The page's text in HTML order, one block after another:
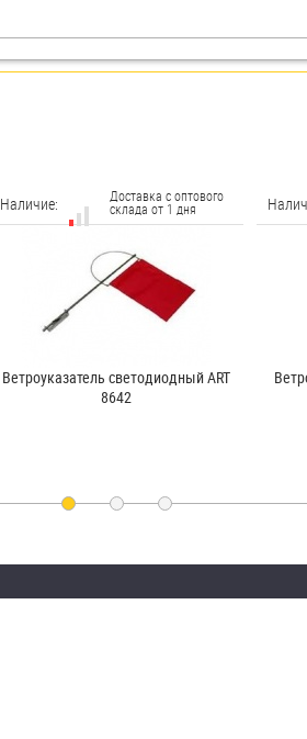
Наличие: Доставка с оптового
склада от 1 дня
Ветроуказатель светодиодный ART
8642
Доставка с оптовогоДоставка с оптового